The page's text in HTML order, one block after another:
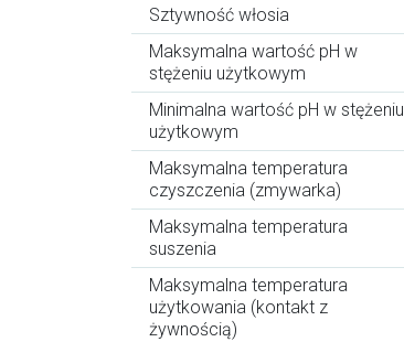
Sztywność włosia
Maksymalna wartość pH w
stężeniu użytkowym
Minimalna wartość pH w stężeniu
użytkowym
Maksymalna temperatura
czyszczenia (zmywarka)
Maksymalna temperatura
suszenia
Maksymalna temperatura
użytkowania (kontakt z
żywnością)